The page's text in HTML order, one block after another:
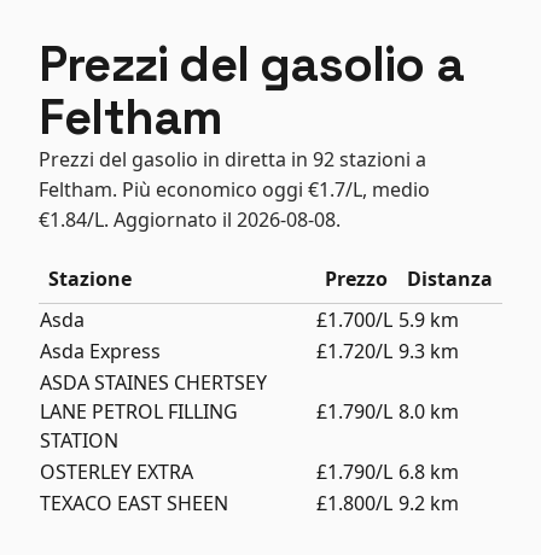
Prezzi del gasolio a
Feltham
Prezzi del gasolio in diretta in 92 stazioni a
Feltham. Più economico oggi €1.7/L, medio
€1.84/L. Aggiornato il 2026-08-08.
Stazione Prezzo
Distanza
Asda
£1.700/L 5.9 km
Asda Express
£1.720/L 9.3 km
ASDA STAINES CHERTSEY
LANE PETROL FILLING
STATION
£1.790/L 8.0 km
OSTERLEY EXTRA £1.790/L 6.8 km
TEXACO EAST SHEEN
£1.800/L 9.2 km